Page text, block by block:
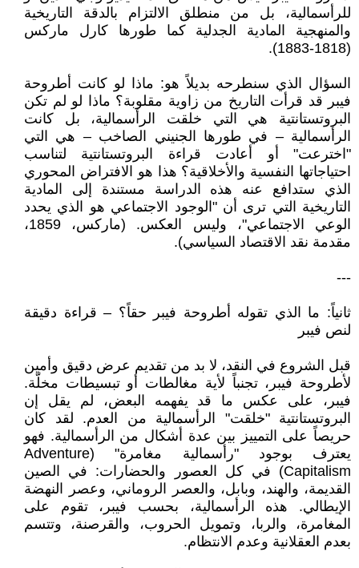
للرأسمالية، بل من منطلق الالتزام بالدقة التاريخية
والمنهجية المادية الجدلية كما طورها كارل ماركس
(1818-1883).
السؤال الذي سنطرحه بديلاً هو: ماذا لو كانت أطروحة
فيبر قد قرأت التاريخ من زاوية مقلوبة؟ ماذا لو لم تكن
البروتستانتية هي التي خلقت الرأسمالية، بل كانت
الرأسمالية – في طورها الجنيني الصاخب – هي التي
"اخترعت" أو أعادت قراءة البروتستانتية لتناسب
احتياجاتها النفسية والأخلاقية؟ هذا هو الافتراض المحوري
الذي ستدافع عنه هذه الدراسة مستندة إلى المادية
التاريخية التي ترى أن "الوجود الاجتماعي هو الذي يحدد
الوعي الاجتماعي"، وليس العكس. (ماركس، 1859،
مقدمة نقد الاقتصاد السياسي).
---
ثانياً: ما الذي تقوله أطروحة فيبر حقاً؟ – قراءة دقيقة
لنص فيبر
قبل الشروع في النقد، لا بد من تقديم عرض دقيق وأمين
لأطروحة فيبر، تجنباً لأية مغالطات أو تبسيطات مخلّة.
فيبر، على عكس ما قد يفهمه البعض، لم يقل إن
البروتستانتية "خلقت" الرأسمالية من العدم. لقد كان
حريصاً على التمييز بين عدة أشكال من الرأسمالية. فهو
يعترف بوجود "رأسمالية مغامرة" (Adventure
Capitalism) في كل العصور والحضارات: في الصين
القديمة، والهند، وبابل، والعصر الروماني، وعصر النهضة
الإيطالي. هذه الرأسمالية، بحسب فيبر، تقوم على
المغامرة، والربا، وتمويل الحروب، والقرصنة، وتتسم
بعدم العقلانية وعدم الانتظام.